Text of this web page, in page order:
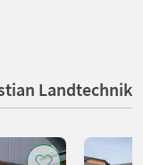
Landtechnik